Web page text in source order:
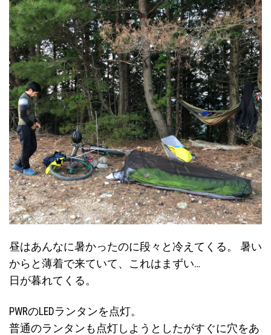
昼はあんなに暑かったのに段々と冷えてくる。 暑い
からと薄着で来ていて、これはまずい…
日が暮れてくる。
PWRのLEDランタンを点灯。
普通のランタンも点灯しようとしたがすぐに穴をあ